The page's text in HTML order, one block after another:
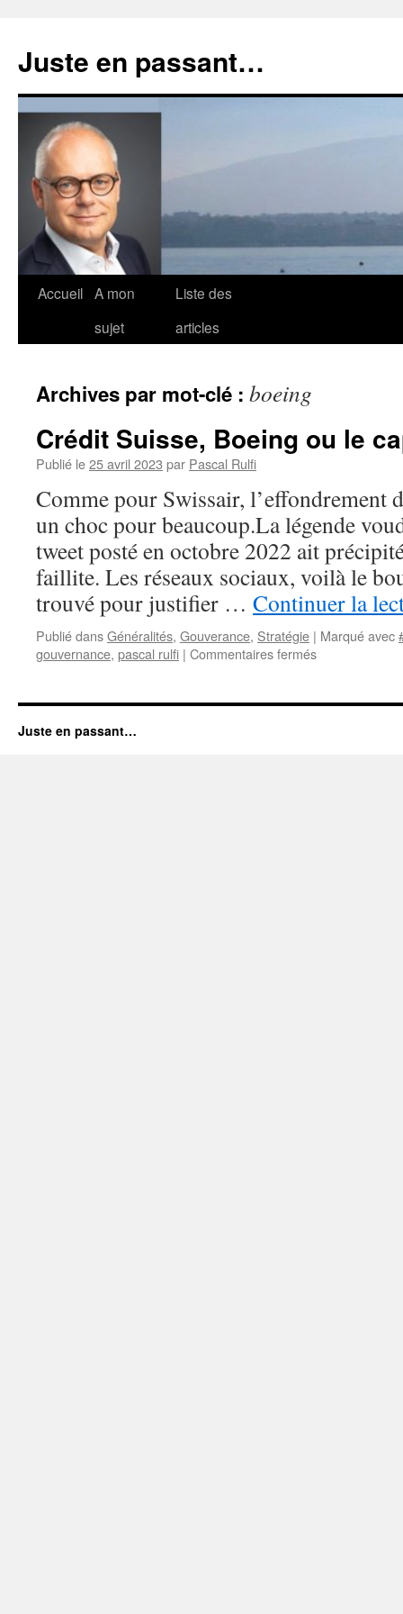
contenu
Juste en passant…
Accueil A mon
sujet
Liste des
articles
Archives par mot-clé : boeing
Crédit Suisse, Boeing ou le
Publié le25 avril 2023 par Pascal Rulfi
Comme pour Swissair, l’effondrement
un choc pour beaucoup.La légende
tweet posté en octobre 2022 ait
faillite. Les réseaux sociaux, voilà le
trouvé pour justifier … Continuer la
Publié dansGénéralités, Gouverance, Stratégie | Marqué avec
gouvernance, pascal rulfi | Commentaires ferméssur
Boeing
Juste en passant…